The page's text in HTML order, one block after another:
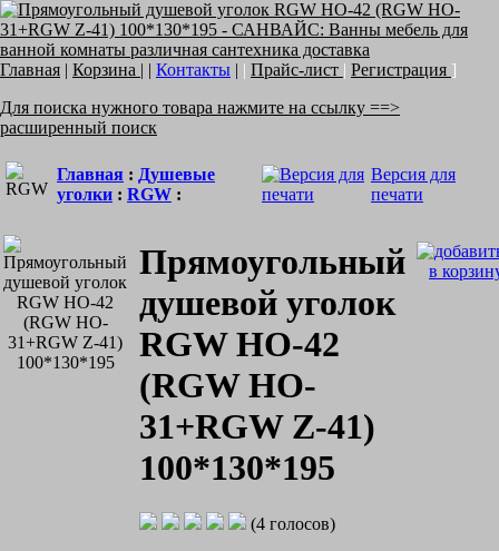
Главная | Корзина | | Контакты | | Прайс-лист | Регистрация ]
Для поиска нужного товара нажмите на ссылку ==>
расширенный поиск
Главная : Душевые
уголки : RGW :
Версия для
печати
Прямоугольный
душевой уголок
RGW HO-42
(RGW HO-
31+RGW Z-41)
100*130*195
(4 голосов)